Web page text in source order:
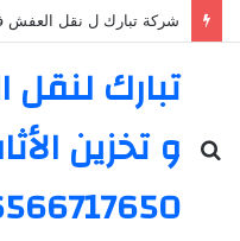
تبارك
و تخزين
بحث